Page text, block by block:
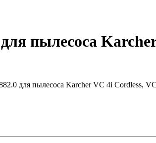
пылесоса
для пылесоса Karcher VC 4i Cordless,